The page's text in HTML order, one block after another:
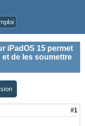
iPadOS 15 permet
de les soumettre
#1